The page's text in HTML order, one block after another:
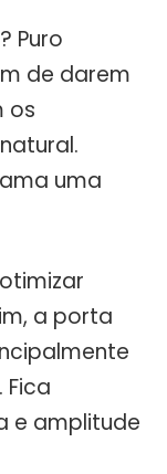
Puro
de darem
os
uma
a porta
e amplitude